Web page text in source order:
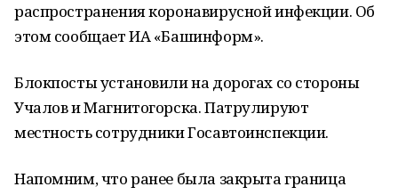
распространения коронавирусной инфекции. Об
этом сообщает ИА «Башинформ».
Блокпосты установили на дорогах со стороны
Учалов и Магнитогорска. Патрулируют
местность сотрудники Госавтоинспекции.
Напомним, что ранее была закрыта граница